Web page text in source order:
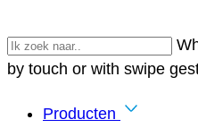
by touch or with swipe
Producten